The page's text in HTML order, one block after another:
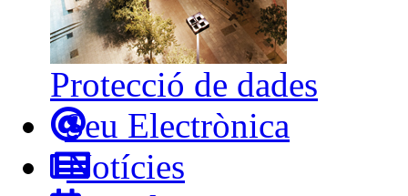
Protecció de dades
Seu Electrònica
Notícies